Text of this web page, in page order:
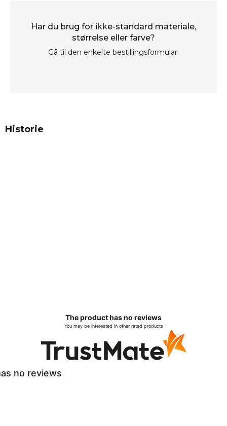
Har du brug for ikke-standard materiale,
størrelse eller farve?
Gå til den enkelte bestillingsformular.
Historie
The product has no reviews
You may be interested in other rated products
no reviews